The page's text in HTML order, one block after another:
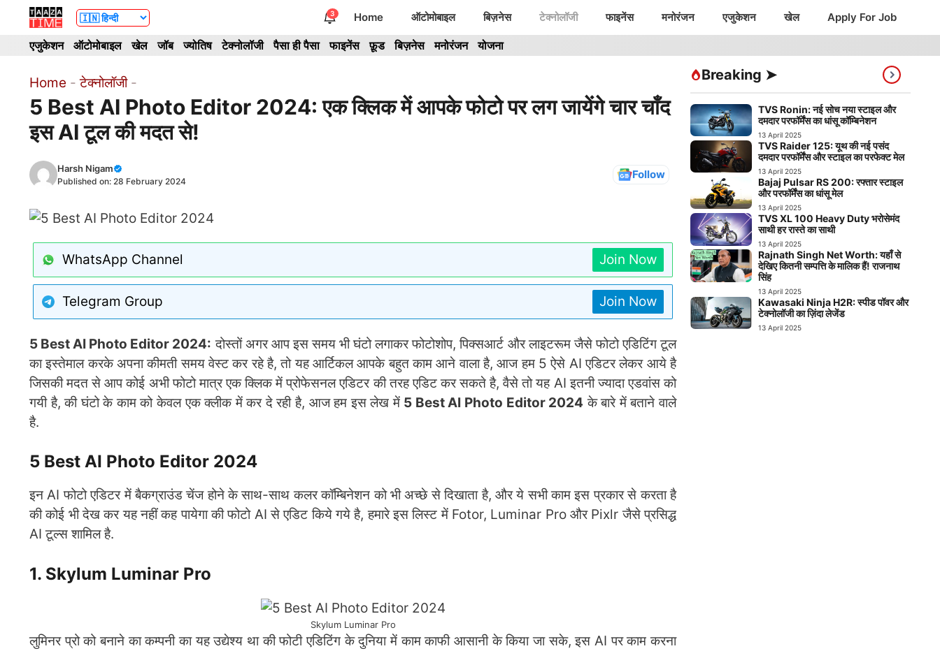
content
3 Home ऑटोमोबाइल बिज़नेस टेक्नोलॉजी फाइनेंस मनोरंजन एजुकेशन खेल Apply For Job
एजुकेशन ऑटोमोबाइल खेल जॉब ज्योतिष टेक्नोलॉजी पैसा ही पैसा फाइनेंस फ़ूड बिज़नेस मनोरंजन योजना
Home -टेक्नोलॉजी-
5 Best AI Photo Editor 2024: एक क्लिक में आपके फोटो पर लग जायेंगे चार चाँद
इस AI टूल की मदत से!
Harsh Nigam
Published on: 28 February 2024 Follow
WhatsApp Channel Join Now
Telegram Group Join Now
5 Best AI Photo Editor 2024: दोस्तों अगर आप इस समय भी घंटो लगाकर फोटोशोप, पिक्सआर्ट और लाइटरूम जैसे फोटो एडिटिंग टूल
का इस्तेमाल करके अपना कीमती समय वेस्ट कर रहे है, तो यह आर्टिकल आपके बहुत काम आने वाला है, आज हम 5 ऐसे AI एडिटर लेकर आये है
जिसकी मदत से आप कोई अभी फोटो मात्र एक क्लिक में प्रोफेसनल एडिटर की तरह एडिट कर सकते है, वैसे तो यह AI इतनी ज्यादा एडवांस को
गयी है, की घंटो के काम को केवल एक क्लीक में कर दे रही है, आज हम इस लेख में 5 Best AI Photo Editor 2024 के बारे में बताने वाले
है.
5 Best AI Photo Editor 2024
इन AI फोटो एडिटर में बैकग्राउंड चेंज होने के साथ-साथ कलर कॉम्बिनेशन को भी अच्छे से दिखाता है, और ये सभी काम इस प्रकार से करता है
की कोई भी देख कर यह नहीं कह पायेगा की फोटो AI से एडिट किये गये है, हमारे इस लिस्ट में Fotor, Luminar Pro और Pixlr जैसे प्रसिद्ध
AI टूल्स शामिल है.
1. Skylum Luminar Pro
Skylum Luminar Pro
लुमिनर प्रो को बनाने का कम्पनी का यह उद्येश्य था की फोटी एडिटिंग के दुनिया में काम काफी आसानी के किया जा सके, इस AI पर काम करना
Breaking ➤
TVS Ronin: नई सोच नया स्टाइल और
दमदार परफॉर्मेंस का धांसू कॉम्बिनेशन
13 April 2025
TVS Raider 125: यूथ की नई पसंद
दमदार परफॉर्मेंस और स्टाइल का परफेक्ट मेल
13 April 2025
Bajaj Pulsar RS 200: रफ्तार स्टाइल
और परफॉर्मेंस का धांसू मेल
13 April 2025
TVS XL 100 Heavy Duty भरोसेमंद
साथी हर रास्ते का साथी
13 April 2025
Rajnath Singh Net Worth: यहाँ से
देखिए कितनी सम्पत्ति के मालिक हैं! राजनाथ
सिंह
13 April 2025
Kawasaki Ninja H2R: स्पीड पॉवर और
टेक्नोलॉजी का ज़िंदा लेजेंड
13 April 2025